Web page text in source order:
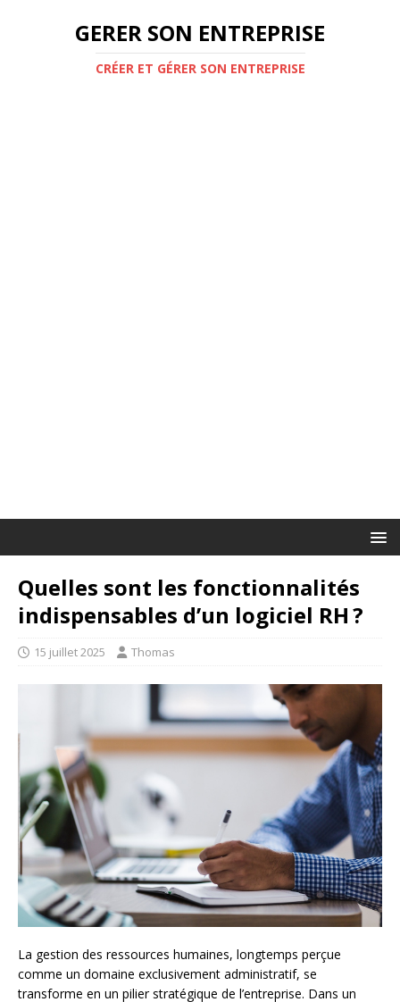
GERER SON ENTREPRISE
CRÉER ET GÉRER SON ENTREPRISE
Quelles sont les fonctionnalités
indispensables d’un logiciel RH ?
15 juillet 2025 Thomas
La gestion des ressources humaines, longtemps perçue
comme un domaine exclusivement administratif, se
transforme en un pilier stratégique de l’entreprise. Dans un